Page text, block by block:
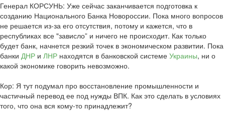
Генерал КОРСУНЬ: Уже сейчас заканчивается подготовка к
созданию Национального Банка Новороссии. Пока много вопросов
не решается из-за его отсутствия, потому и кажется, что в
республиках все "зависло” и ничего не происходит. Как только
будет банк, начнется резкий точек в экономическом развитии. Пока
банки ДНР и ЛНР находятся в банковской системе Украины, ни о
какой экономике говорить невозможно.
Кор: Я тут подумал про восстановление промышленности и
частичный перевод ее под нужды ВПК. Как это сделать в условиях
того, что она вся кому-то принадлежит?